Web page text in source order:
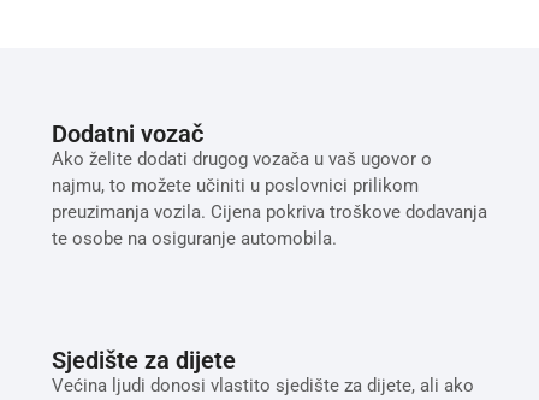
Dodatni vozač
Ako želite dodati drugog vozača u vaš ugovor o
najmu, to možete učiniti u poslovnici prilikom
preuzimanja vozila. Cijena pokriva troškove dodavanja
te osobe na osiguranje automobila.
Sjedište za dijete
Većina ljudi donosi vlastito sjedište za dijete, ali ako